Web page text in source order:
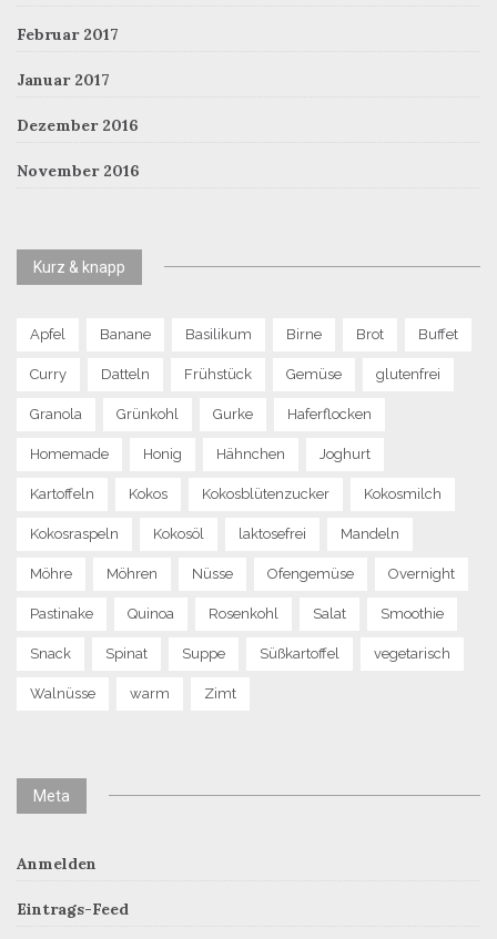
Februar 2017
Januar 2017
Dezember 2016
November 2016
Kurz & knapp
Apfel Banane Basilikum Birne Brot Buffet
Curry Datteln Frühstück Gemüse glutenfrei
Granola Grünkohl Gurke Haferflocken
Homemade Honig Hähnchen Joghurt
Kartoffeln Kokos Kokosblütenzucker Kokosmilch
Kokosraspeln Kokosöl laktosefrei Mandeln
Möhre Möhren Nüsse Ofengemüse Overnight
Pastinake Quinoa Rosenkohl Salat Smoothie
Snack Spinat Suppe Süßkartoffel vegetarisch
Walnüsse warm Zimt
Meta
Anmelden
Eintrags-Feed